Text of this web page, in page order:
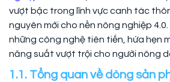
vượt bậc trong lĩnh vực canh tác
nguyên mới cho nền nông nghiệp
những công nghệ tiên tiến, hứa hẹn
năng suất vượt trội cho người nông
1.1. Tổng quan về dòng sản